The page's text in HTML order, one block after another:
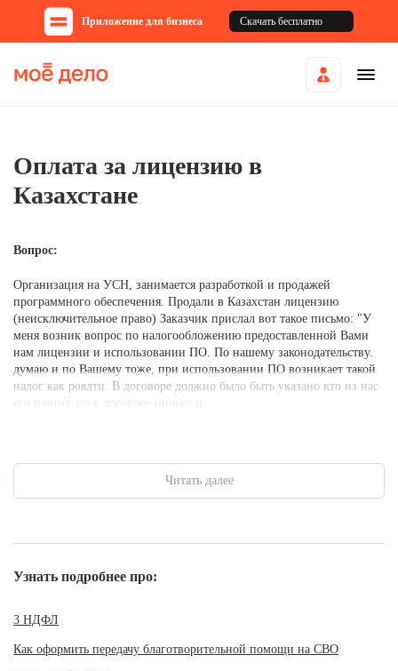
Приложение для бизнеса Скачать бесплатно
Оплата за лицензию в
Казахстане
Вопрос:
Организация на УСН, занимается разработкой и продажей
программного обеспечения. Продали в Казахстан лицензию
(неисключительное право) Заказчик прислал вот такое письмо: "У
меня возник вопрос по налогообложению предоставленной Вами
нам лицензии и использовании ПО. По нашему законодательству.
думаю и по Вашему тоже, при использовании ПО возникает такой
налог как роялти. В договоре должно было быть указано кто из нас
его платит, но в договоре ничего н...
Читать далее
Узнать подробнее про:
3 НДФЛ
Как оформить передачу благотворительной помощи на СВО